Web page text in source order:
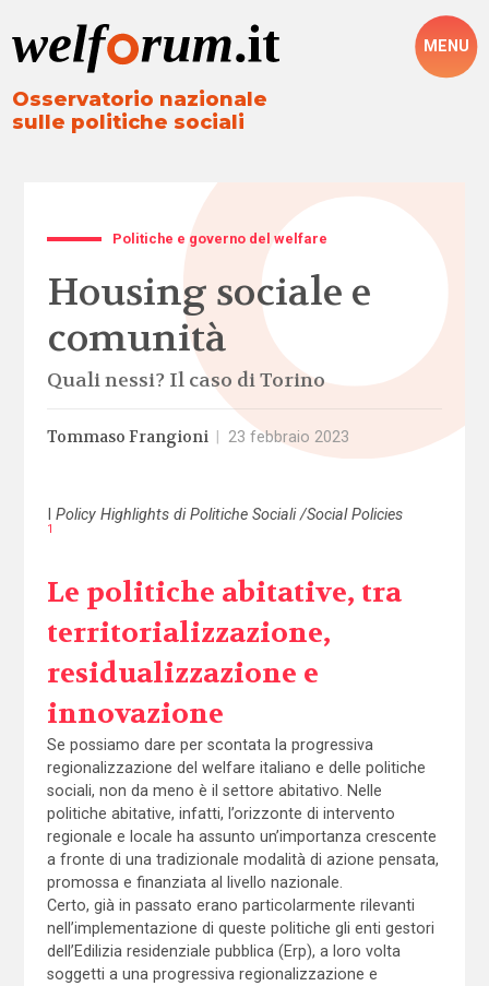
Osservatorio nazionale
sulle politiche sociali
MENU
Politiche e governo del welfare
Housing sociale e
comunità
Quali nessi? Il caso di Torino
Tommaso Frangioni 23 febbraio 2023
Policy Highlights di Politiche Sociali /Social Policies
1
Le politiche abitative, tra
territorializzazione,
residualizzazione e
innovazione
Se possiamo dare per scontata la progressiva
regionalizzazione del welfare italiano e delle politiche
sociali, non da meno è il settore abitativo. Nelle
politiche abitative, infatti, l’orizzonte di intervento
regionale e locale ha assunto un’importanza crescente
a fronte di una tradizionale modalità di azione pensata,
promossa e finanziata al livello nazionale.
Certo, già in passato erano particolarmente rilevanti
nell’implementazione di queste politiche gli enti gestori
dell’Edilizia residenziale pubblica (Erp), a loro volta
soggetti a una progressiva regionalizzazione e